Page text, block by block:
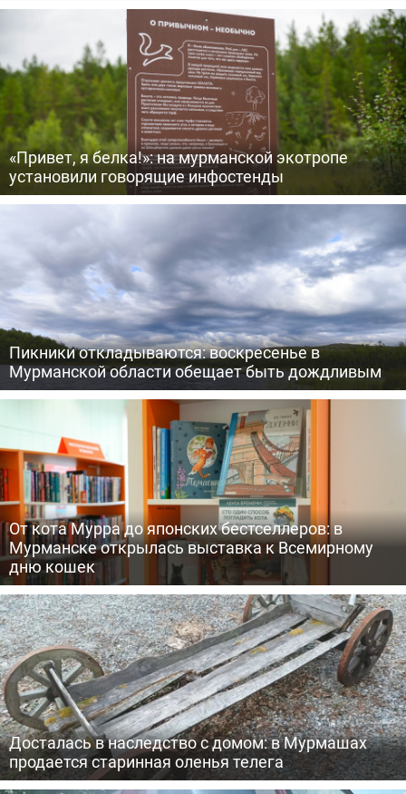
«Привет, я белка!»: на мурманской экотропе
установили говорящие инфостенды
Пикники откладываются: воскресенье в
Мурманской области обещает быть дождливым
От кота Мурра до японских бестселлеров: в
Мурманске открылась выставка к Всемирному
дню кошек
Досталась в наследство с домом: в Мурмашах
продается старинная оленья телега